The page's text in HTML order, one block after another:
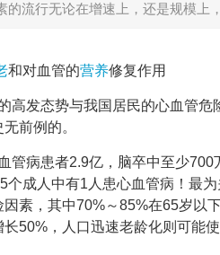
的流行无论在增速上，还是规模上
和对血管的营养修复作用
高发态势与我国居民的心血管
前例的。
管病患者2.9亿，脑卒中至少
个成人中有1人患心血管病！最
素，其中70%～85%在65岁以
长50%，人口迅速老龄化则可能